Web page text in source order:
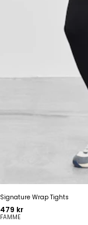
Signature Wrap Tights
Pris
479 kr
FAMME